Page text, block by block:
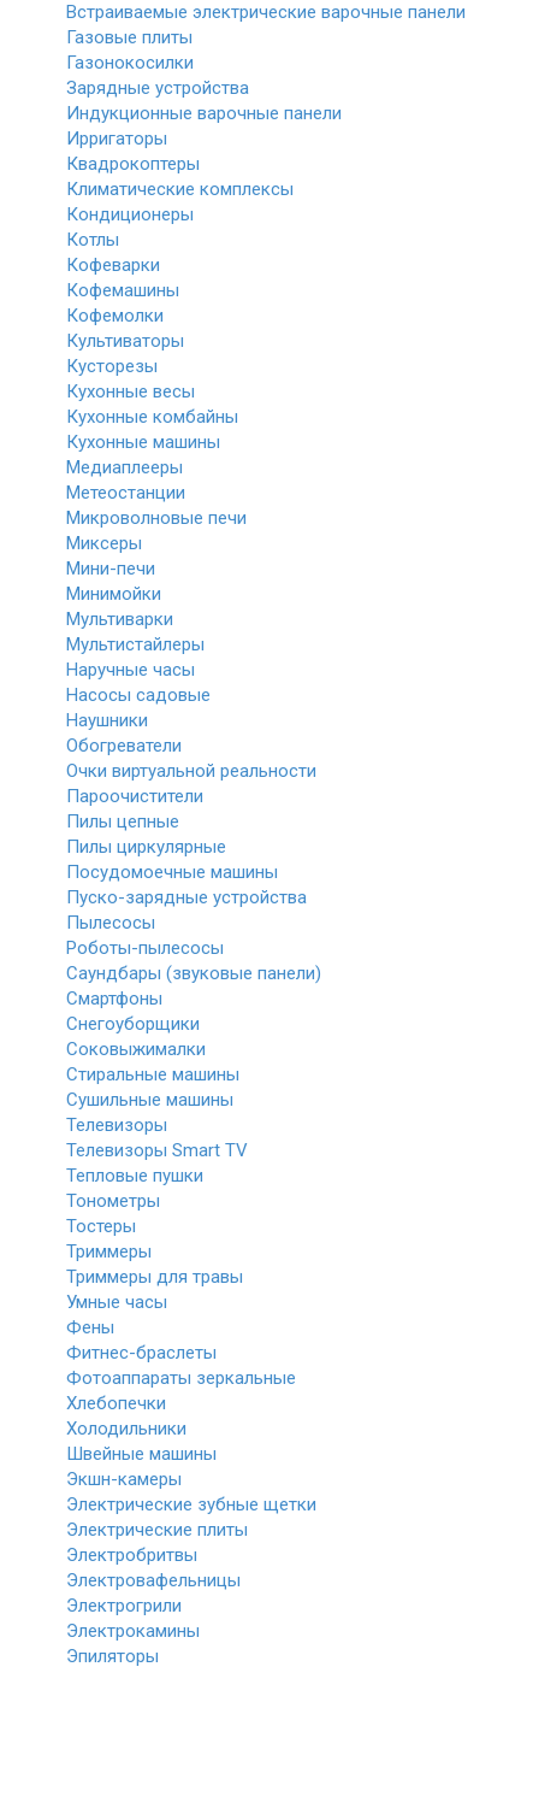
Встраиваемые электрические варочные панели
Газовые плиты
Газонокосилки
Зарядные устройства
Индукционные варочные панели
Ирригаторы
Квадрокоптеры
Климатические комплексы
Кондиционеры
Котлы
Кофеварки
Кофемашины
Кофемолки
Культиваторы
Кусторезы
Кухонные весы
Кухонные комбайны
Кухонные машины
Медиаплееры
Метеостанции
Микроволновые печи
Миксеры
Мини-печи
Минимойки
Мультиварки
Мультистайлеры
Наручные часы
Насосы садовые
Наушники
Обогреватели
Очки виртуальной реальности
Пароочистители
Пилы цепные
Пилы циркулярные
Посудомоечные машины
Пуско-зарядные устройства
Пылесосы
Роботы-пылесосы
Саундбары (звуковые панели)
Смартфоны
Снегоуборщики
Соковыжималки
Стиральные машины
Сушильные машины
Телевизоры
Телевизоры Smart TV
Тепловые пушки
Тонометры
Тостеры
Триммеры
Триммеры для травы
Умные часы
Фены
Фитнес-браслеты
Фотоаппараты зеркальные
Хлебопечки
Холодильники
Швейные машины
Экшн-камеры
Электрические зубные щетки
Электрические плиты
Электробритвы
Электровафельницы
Электрогрили
Электрокамины
Эпиляторы